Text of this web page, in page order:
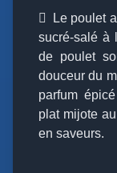
Le poulet
sucré-salé à
de poulet
douceur du
parfum
plat mijote
en saveurs.